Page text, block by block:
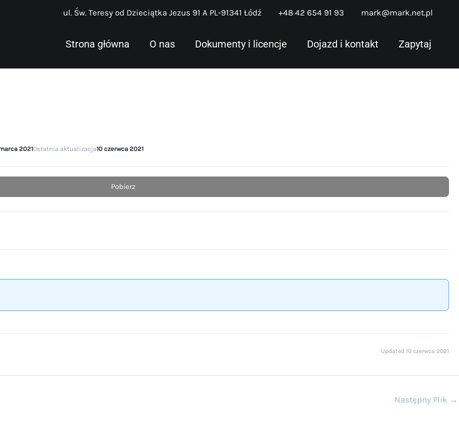
ul. Św. Teresy od Dzieciątka Jezus 91 A PL-91341 Łódź +48 42 654 91 93 mark@mark.net.pl
Strona główna O nas Dokumenty i licencje Dojazd i kontakt Zapytaj
2021Ostatnia aktualizacja10 czerwca 2021
Pobierz
Updated 10 czerwca 2021
Następny Plik →